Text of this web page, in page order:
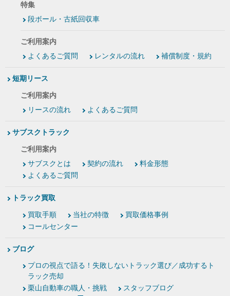
特集
段ボール・古紙回収車
ご利用案内
よくあるご質問
レンタルの流れ 補償制度・規約
短期リース
ご利用案内
リースの流れ
よくあるご質問
サブスクトラック
ご利用案内
サブスクとは
契約の流れ
料金形態
よくあるご質問
トラック買取
買取手順 当社の特徴
買取価格事例
コールセンター
ブログ
プロの視点で語る！失敗しないトラック選び／成功するト
ラック売却
栗山自動車の職人・挑戦
スタッフブログ